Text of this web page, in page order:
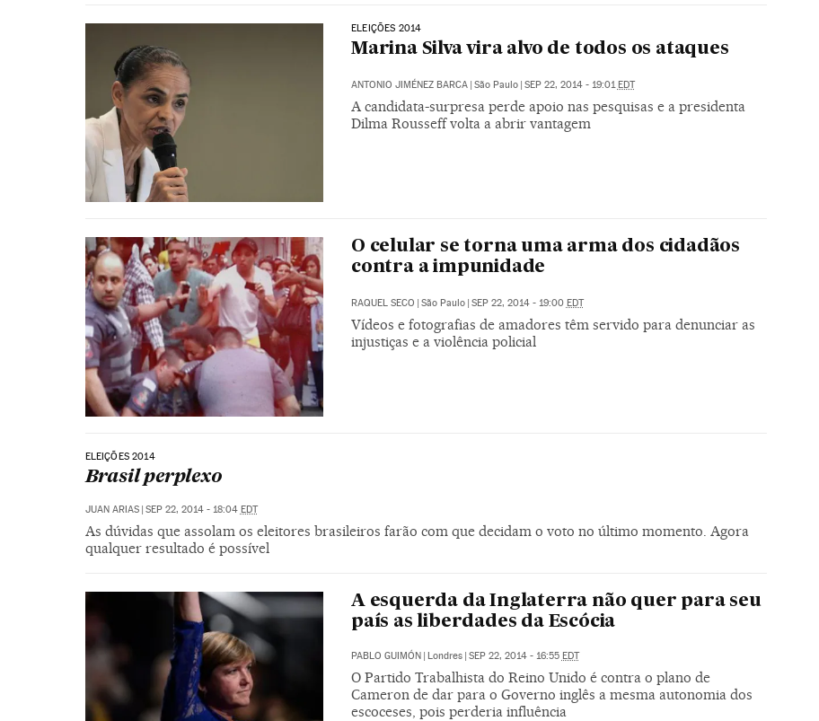
ELEIÇÕES 2014
Marina Silva vira alvo de todos os ataques
ANTONIO JIMÉNEZ BARCA | São Paulo | SEP 22, 2014 - 19:01EDT
A candidata-surpresa perde apoio nas pesquisas e a presidenta
Dilma Rousseff volta a abrir vantagem
O celular se torna uma arma dos cidadãos
contra a impunidade
RAQUEL SECO | São Paulo | SEP 22, 2014 - 19:00 EDT
Vídeos e fotografias de amadores têm servido para denunciar as
injustiças e a violência policial
ELEIÇÕES 2014
Brasil perplexo
JUAN ARIAS | SEP 22, 2014 - 18:04 EDT
As dúvidas que assolam os eleitores brasileiros farão com que decidam o voto no último momento. Agora
qualquer resultado é possível
A esquerda da Inglaterra não quer para seu
país as liberdades da Escócia
PABLO GUIMÓN Londres SEP 22, 2014 - 16:55 EDT
O Partido Trabalhista do Reino Unido é contra o plano de
Cameron de dar para o Governo inglês a mesma autonomia dos
escoceses, pois perderia influência